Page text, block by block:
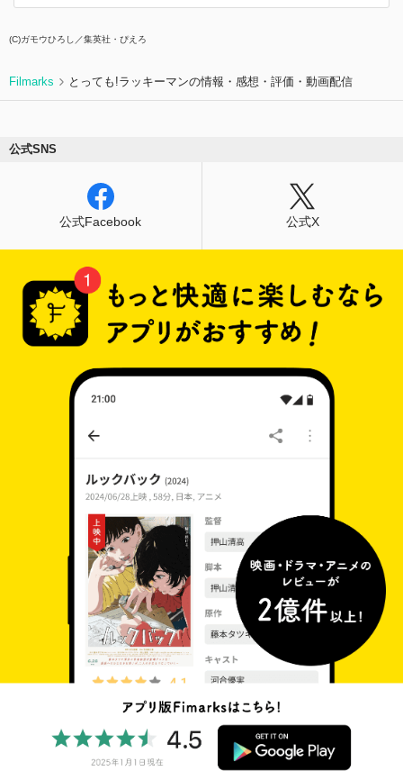
(C)ガモウひろし／集英社・ぴえろ
Filmarks とっても!ラッキーマンの情報・感想・評価・動画配信
公式SNS
公式Facebook 公式X